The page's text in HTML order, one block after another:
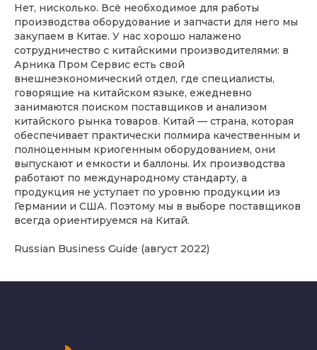
Нет, нисколько. Всё необходимое для работы
производства оборудование и запчасти для него мы
закупаем в Китае. У нас хорошо налажено
сотрудничество с китайскими производителями: в
Арника Пром Сервис есть свой
внешнеэкономический отдел, где специалисты,
говорящие на китайском языке, ежедневно
занимаются поиском поставщиков и анализом
китайского рынка товаров. Китай — страна, которая
обеспечивает практически полмира качественным и
полноценным криогенным оборудованием, они
выпускают и емкости и баллоны. Их производства
работают по международному стандарту, а
продукция не уступает по уровню продукции из
Германии и США. Поэтому мы в выборе поставщиков
всегда ориентируемся на Китай.
Russian Business Guide (август 2022)